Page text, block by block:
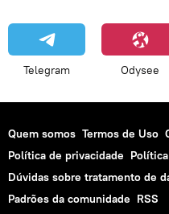
Telegram Odysee
Quem somos Termos de Uso
Política de privacidade
Dúvidas sobre tratamento de
Padrões da comunidade RSS